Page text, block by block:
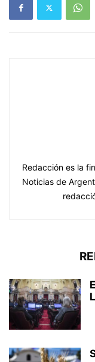
Redacción es la
Noticias de